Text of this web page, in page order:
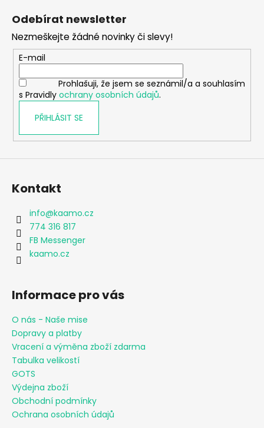
Odebírat newsletter
Nezmeškejte žádné novinky či slevy!
E-mail
Prohlašuji, že jsem se seznámil/a a souhlasím
s Pravidly ochrany osobních údajů.
PŘIHLÁSIT SE
Kontakt
info@kaamo.cz
774 316 817
FB Messenger
kaamo.cz
Informace pro vás
O nás - Naše mise
Dopravy a platby
Vracení a výměna zboží zdarma
Tabulka velikostí
GOTS
Výdejna zboží
Obchodní podmínky
Ochrana osobních údajů